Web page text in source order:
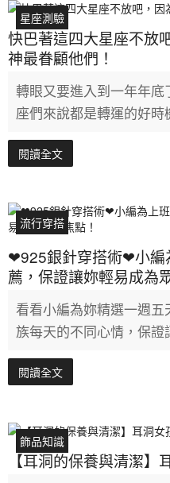
星座測驗
快巴著這四大星座不放
神最眷顧他們！
轉眼又要進入到一年年
座們來說都是轉運的好時
閱讀全文
流行穿搭
❤925銀針穿搭術❤小編
薦，保證讓妳輕易成為
看看小編為妳精選一週
族每天的不同心情，保證
閱讀全文
飾品知識
【耳洞的保養與清潔